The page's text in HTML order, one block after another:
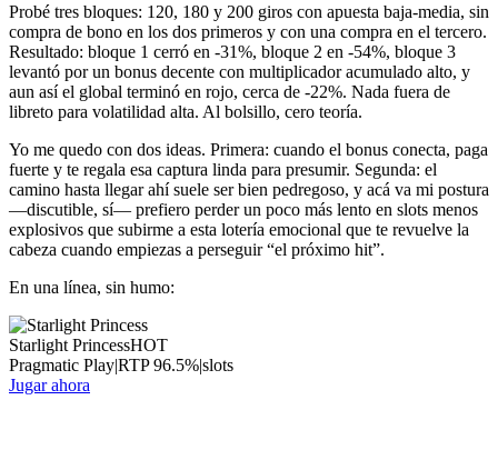
Probé tres bloques: 120, 180 y 200 giros con apuesta baja-media, sin
compra de bono en los dos primeros y con una compra en el tercero.
Resultado: bloque 1 cerró en -31%, bloque 2 en -54%, bloque 3
levantó por un bonus decente con multiplicador acumulado alto, y
aun así el global terminó en rojo, cerca de -22%. Nada fuera de
libreto para volatilidad alta. Al bolsillo, cero teoría.
Yo me quedo con dos ideas. Primera: cuando el bonus conecta, paga
fuerte y te regala esa captura linda para presumir. Segunda: el
camino hasta llegar ahí suele ser bien pedregoso, y acá va mi postura
—discutible, sí— prefiero perder un poco más lento en slots menos
explosivos que subirme a esta lotería emocional que te revuelve la
cabeza cuando empiezas a perseguir “el próximo hit”.
En una línea, sin humo:
Starlight PrincessHOT
Pragmatic Play|RTP96.5%|slots
Jugar ahora